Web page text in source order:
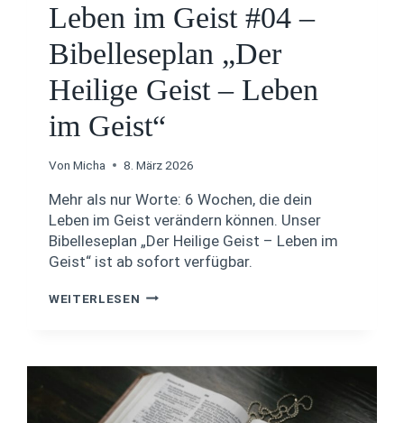
Leben im Geist #04 –
Bibelleseplan „Der
Heilige Geist – Leben
im Geist“
Von Micha 8. März 2026
Mehr als nur Worte: 6 Wochen, die dein
Leben im Geist verändern können. Unser
Bibelleseplan „Der Heilige Geist – Leben im
Geist“ ist ab sofort verfügbar.
WEITERLESEN L
N
I
G